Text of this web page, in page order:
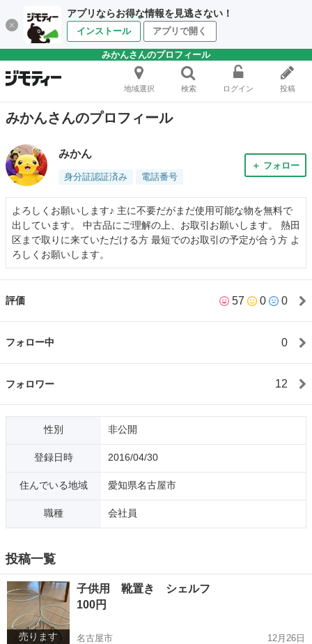
アプリならお得な情報を見逃さない！
インストール アプリで開く
みかんさんのプロフィール
地域選択 検索 ログイン 投稿
みかんさんのプロフィール
みかん
身分証認証済み 電話番号
＋ フォロー
よろしくお願いします♪ 主に不要だがまだ使用可能な物を無料で
出しています。 中古品にご理解の上、お取引お願いします。 熱田
区まで取りに来ていただける方 最短でのお取引の予定が合う方 よ
ろしくお願いします。
評価 57 0 0
フォロー中 0
フォロワー 12
性別 非公開
登録日時 2016/04/30
住んでいる地域 愛知県名古屋市
職種 会社員
投稿一覧
売ります
子供用 靴置き シェルフ
100円
名古屋市
12月26日